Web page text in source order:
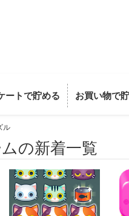
ートで貯める お買い物で
ル
の新着一覧